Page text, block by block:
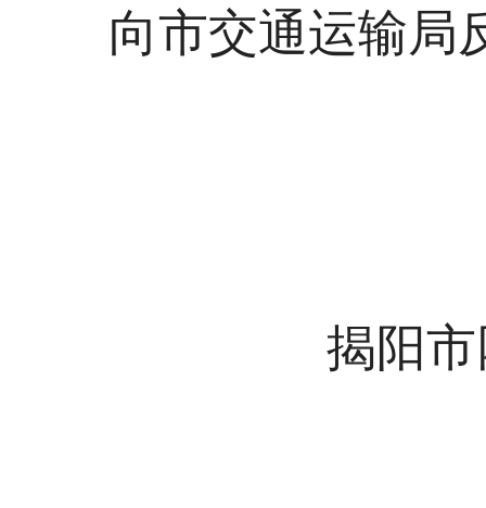
向市交通运输局
揭阳市